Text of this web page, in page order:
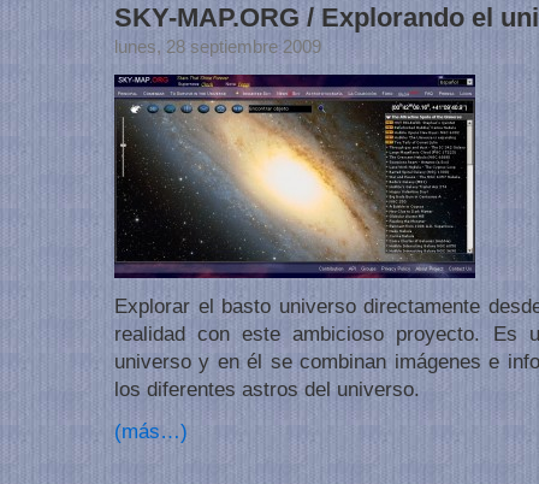
SKY-MAP.ORG / Explorando el
lunes, 28 septiembre 2009
Explorar el basto universo directamente
realidad con este ambicioso proyecto. Es
universo y en él se combinan imágenes e
los diferentes astros del universo.
(más…)